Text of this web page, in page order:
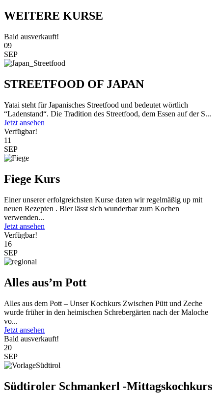
WEITERE KURSE
Bald ausverkauft!
09
SEP
STREETFOOD OF JAPAN
Yatai steht für Japanisches Streetfood und bedeutet wörtlich
“Ladenstand“. Die Tradition des Streetfood, dem Essen auf der S...
Jetzt ansehen
Verfügbar!
11
SEP
Fiege Kurs
Einer unserer erfolgreichsten Kurse daten wir regelmäßig up mit
neuen Rezepten . Bier lässt sich wunderbar zum Kochen
verwenden...
Jetzt ansehen
Verfügbar!
16
SEP
Alles aus’m Pott
Alles aus dem Pott – Unser Kochkurs Zwischen Pütt und Zeche
wurde früher in den heimischen Schrebergärten nach der Maloche
vo...
Jetzt ansehen
Bald ausverkauft!
20
SEP
Südtiroler Schmankerl -Mittagskochkurs